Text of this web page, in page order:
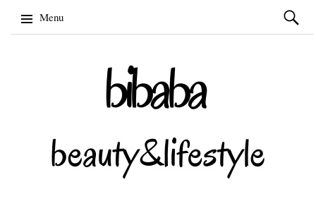
Menu
Szukaj: